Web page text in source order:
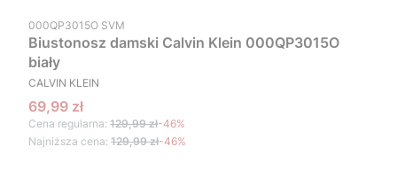
Kod produktu
000QP3015O SVM
Biustonosz damski Calvin Klein 000QP3015O
biały
PRODUCENT
CALVIN KLEIN
Cena promocyjna
69,99 zł
Cena regularna: 129,99 zł-46%
Najniższa cena: 129,99 zł-46%